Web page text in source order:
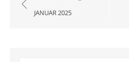
JANUAR 2025